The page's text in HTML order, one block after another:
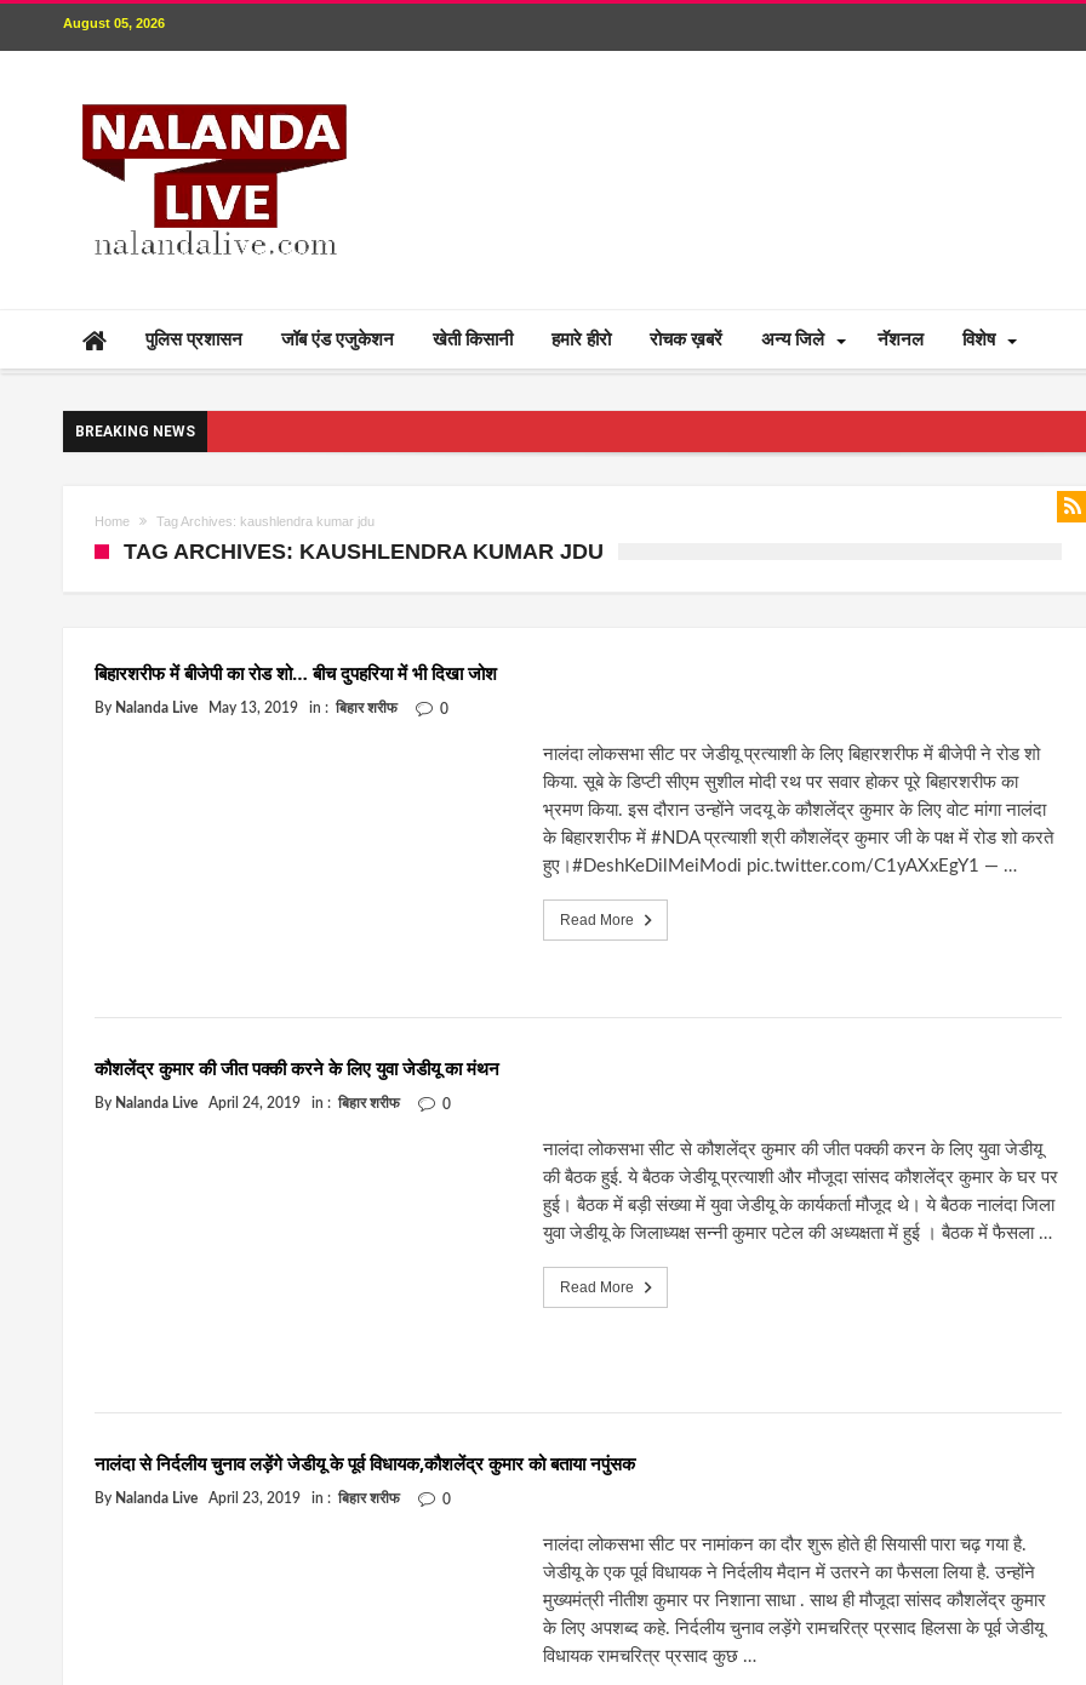
August 05, 2026
पुलिस प्रशासन जॉब एंड एजुकेशन खेती किसानी हमारे हीरो रोचक ख़बरें अन्य जिले नॅशनल विशेष
BREAKING NEWS
Home Tag Archives: kaushlendra kumar jdu
TAG ARCHIVES: KAUSHLENDRA KUMAR JDU
बिहारशरीफ में बीजेपी का रोड शो… बीच दुपहरिया में भी दिखा जोश
By Nalanda Live May 13, 2019 in : बिहार शरीफ 0
नालंदा लोकसभा सीट पर जेडीयू प्रत्याशी के लिए बिहारशरीफ में बीजेपी ने रोड शो
किया. सूबे के डिप्टी सीएम सुशील मोदी रथ पर सवार होकर पूरे बिहारशरीफ का
भ्रमण किया. इस दौरान उन्होंने जदयू के कौशलेंद्र कुमार के लिए वोट मांगा नालंदा
के बिहारशरीफ में #NDA प्रत्याशी श्री कौशलेंद्र कुमार जी के पक्ष में रोड शो करते
हुए।#DeshKeDilMeiModi pic.twitter.com/C1yAXxEgY1 — …
Read More
कौशलेंद्र कुमार की जीत पक्की करने के लिए युवा जेडीयू का मंथन
By Nalanda Live April 24, 2019 in : बिहार शरीफ 0
नालंदा लोकसभा सीट से कौशलेंद्र कुमार की जीत पक्की करन के लिए युवा जेडीयू
की बैठक हुई. ये बैठक जेडीयू प्रत्याशी और मौजूदा सांसद कौशलेंद्र कुमार के घर पर
हुई। बैठक में बड़ी संख्या में युवा जेडीयू के कार्यकर्ता मौजूद थे। ये बैठक नालंदा जिला
युवा जेडीयू के जिलाध्यक्ष सन्नी कुमार पटेल की अध्यक्षता में हुई । बैठक में फैसला …
Read More
नालंदा से निर्दलीय चुनाव लड़ेंगे जेडीयू के पूर्व विधायक,कौशलेंद्र कुमार को बताया नपुंसक
By Nalanda Live April 23, 2019 in : बिहार शरीफ 0
नालंदा लोकसभा सीट पर नामांकन का दौर शुरू होते ही सियासी पारा चढ़ गया है.
जेडीयू के एक पूर्व विधायक ने निर्दलीय मैदान में उतरने का फैसला लिया है. उन्होंने
मुख्यमंत्री नीतीश कुमार पर निशाना साधा . साथ ही मौजूदा सांसद कौशलेंद्र कुमार
के लिए अपशब्द कहे. निर्दलीय चुनाव लड़ेंगे रामचरित्र प्रसाद हिलसा के पूर्व जेडीयू
विधायक रामचरित्र प्रसाद कुछ …